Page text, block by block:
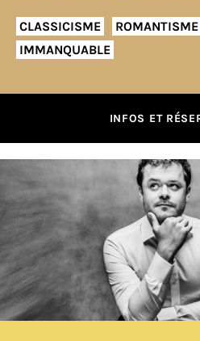
CLASSICISME ROMANTISME
IMMANQUABLE
INFOS ET